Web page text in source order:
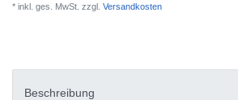
* inkl. ges. MwSt. zzgl. Versandkosten
Beschreibung